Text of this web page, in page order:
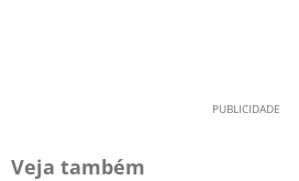
Veja também